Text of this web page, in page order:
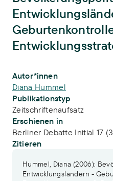
Publikations-Infos
Autor*innen
Diana Hummel
Publikationstyp
Zeitschriftenaufsatz
Erschienen in
Berliner Debatte Initial 17
Zitieren
Hummel, Diana (2006):
Entwicklungsländern -